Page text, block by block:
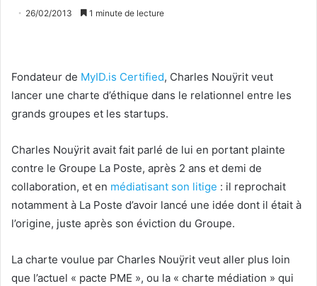
26/02/2013 1 minute de lecture
Fondateur de MyID.is Certified, Charles Nouÿrit veut
lancer une charte d’éthique dans le relationnel entre les
grands groupes et les startups.
Charles Nouÿrit avait fait parlé de lui en portant plainte
contre le Groupe La Poste, après 2 ans et demi de
collaboration, et en médiatisant son litige : il reprochait
notamment à La Poste d’avoir lancé une idée dont il était à
l’origine, juste après son éviction du Groupe.
La charte voulue par Charles Nouÿrit veut aller plus loin
que l’actuel « pacte PME », ou la « charte médiation » qui